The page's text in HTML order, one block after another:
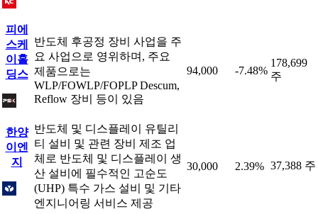
피에
스케
이홀
딩스
반도체 후공정 장비 사업을 주
요 사업으로 영위하며, 주요
제품으로는
WLP/FOWLP/FOPLP Descum,
Reflow 장비 등이 있음
94,000 -7.48%
178,699
주
한양
이엔
지
반도체 및 디스플레이 유틸리
티 설비 및 관련 장비 제조 업
체로 반도체 및 디스플레이 생
산 설비에 필수적인 고순도
(UHP) 특수 가스 설비 및 기타
엔지니어링 서비스 제공
30,000 2.39% 37,388 주